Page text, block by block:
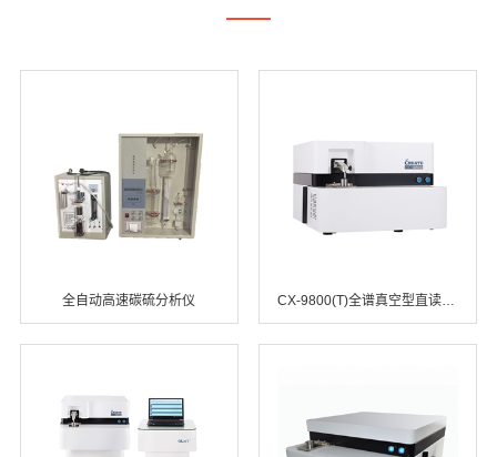
全自动高速碳硫分析仪 CX-9800(T)全谱真空型直读光谱仪器